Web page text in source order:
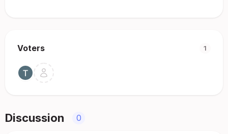
Voters 1
Discussion 0